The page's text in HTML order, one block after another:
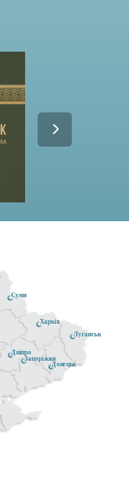
Донецьк
Луганськ
Дніпро
Суми
Запоріжжя
Харків